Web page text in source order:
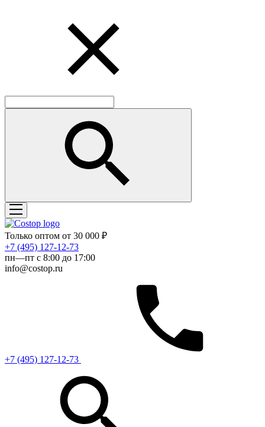
Только оптом от 30 000 ₽
‎+7 (495) 127-12-73
пн—пт с 8:00 до 17:00
info@costop.ru
‎+7 (495) 127-12-73